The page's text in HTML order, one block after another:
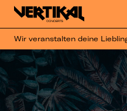
Wir veranstalten deine